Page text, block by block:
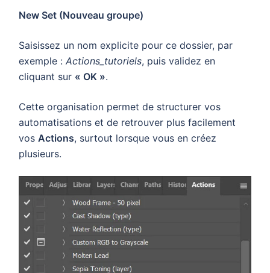
New Set (Nouveau groupe)
Saisissez un nom explicite pour ce dossier, par
exemple : Actions_tutoriels, puis validez en
cliquant sur « OK ».
Cette organisation permet de structurer vos
automatisations et de retrouver plus facilement
vos Actions, surtout lorsque vous en créez
plusieurs.